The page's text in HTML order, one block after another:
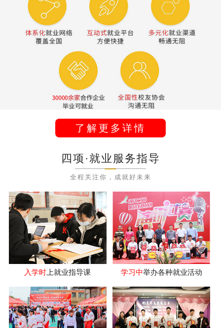
了解更多详情
四项·就业服务指导
全程关注你，成就好未来
入学时 上就业指导课 学习中举办各种就业活动